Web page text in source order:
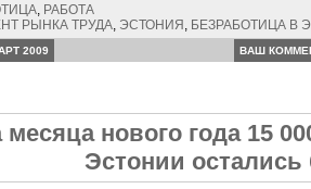
, РАБОТА
РЫНКА ТРУДА, ЭСТОНИЯ , БЕЗРАБОТИЦА В
2009 ВАШ
нового года 15
Эстонии остались